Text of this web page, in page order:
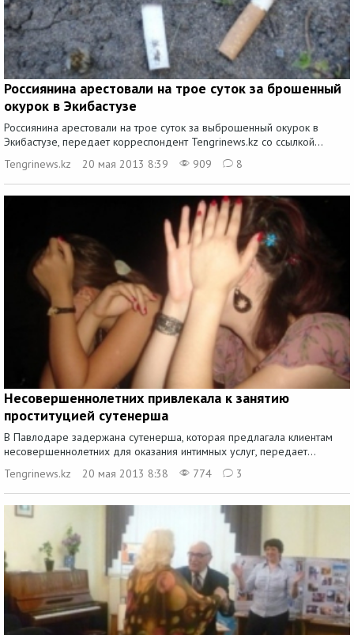
Россиянина арестовали на трое суток за брошенный
окурок в Экибастузе
Россиянина арестовали на трое суток за выброшенный окурок в
Экибастузе, передает корреспондент Tengrinews.kz со ссылкой...
Tengrinews.kz
20 мая 2013 8:39 909 8
Несовершеннолетних привлекала к занятию
проституцией сутенерша
В Павлодаре задержана сутенерша, которая предлагала клиентам
несовершеннолетних для оказания интимных услуг, передает...
Tengrinews.kz
20 мая 2013 8:38 774 3